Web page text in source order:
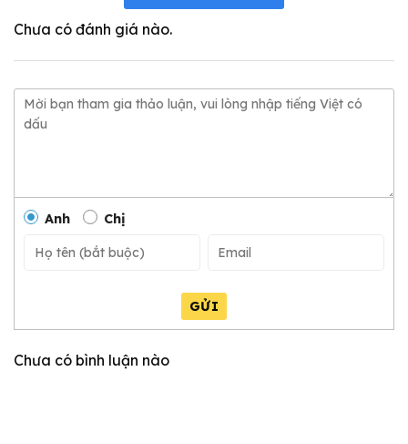
Chưa có đánh giá nào.
Anh Chị
GỬI
Chưa có bình luận nào